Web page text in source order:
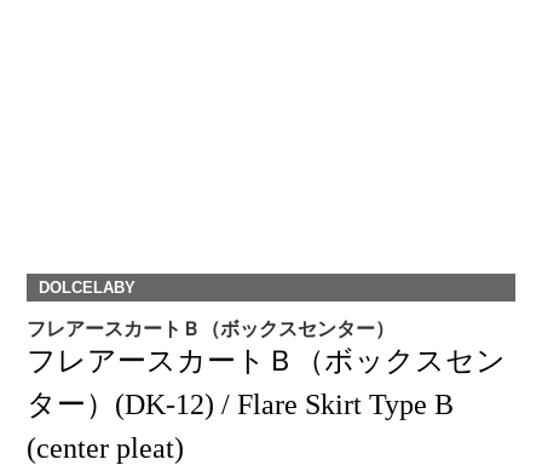
DOLCELABY
フレアースカートＢ（ボックスセンター）
フレアースカートＢ（ボックスセン
ター）(DK-12) / Flare Skirt Type B
(center pleat)